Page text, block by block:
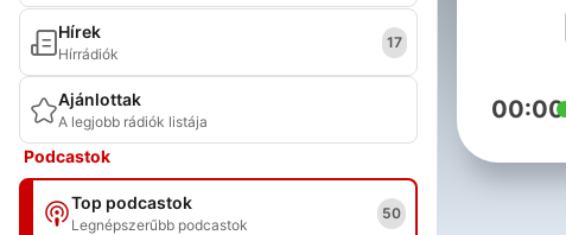
Hírek
Hírrádiók
17
Ajánlottak
A legjobb rádiók listája
Podcastok
Top podcastok
Legnépszerűbb podcastok
50
00:00